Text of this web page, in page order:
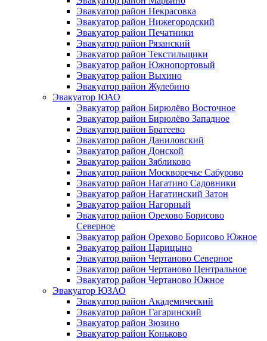
Эвакуатор район Некрасовка
Эвакуатор район Нижегородский
Эвакуатор район Печатники
Эвакуатор район Рязанский
Эвакуатор район Текстильщики
Эвакуатор район Южнопортовый
Эвакуатор район Выхино
Эвакуатор район Жулебино
Эвакуатор ЮАО
Эвакуатор район Бирюлёво Восточное
Эвакуатор район Бирюлёво Западное
Эвакуатор район Братеево
Эвакуатор район Даниловский
Эвакуатор район Донской
Эвакуатор район Зябликово
Эвакуатор район Москворечье Сабурово
Эвакуатор район Нагатино Cадовники
Эвакуатор район Нагатинский Затон
Эвакуатор район Нагорный
Эвакуатор район Орехово Борисово
Северное
Эвакуатор район Орехово Борисово Южное
Эвакуатор район Царицыно
Эвакуатор район Чертаново Северное
Эвакуатор район Чертаново Центральное
Эвакуатор район Чертаново Южное
Эвакуатор ЮЗАО
Эвакуатор район Академический
Эвакуатор район Гагаринский
Эвакуатор район Зюзино
Эвакуатор район Коньково